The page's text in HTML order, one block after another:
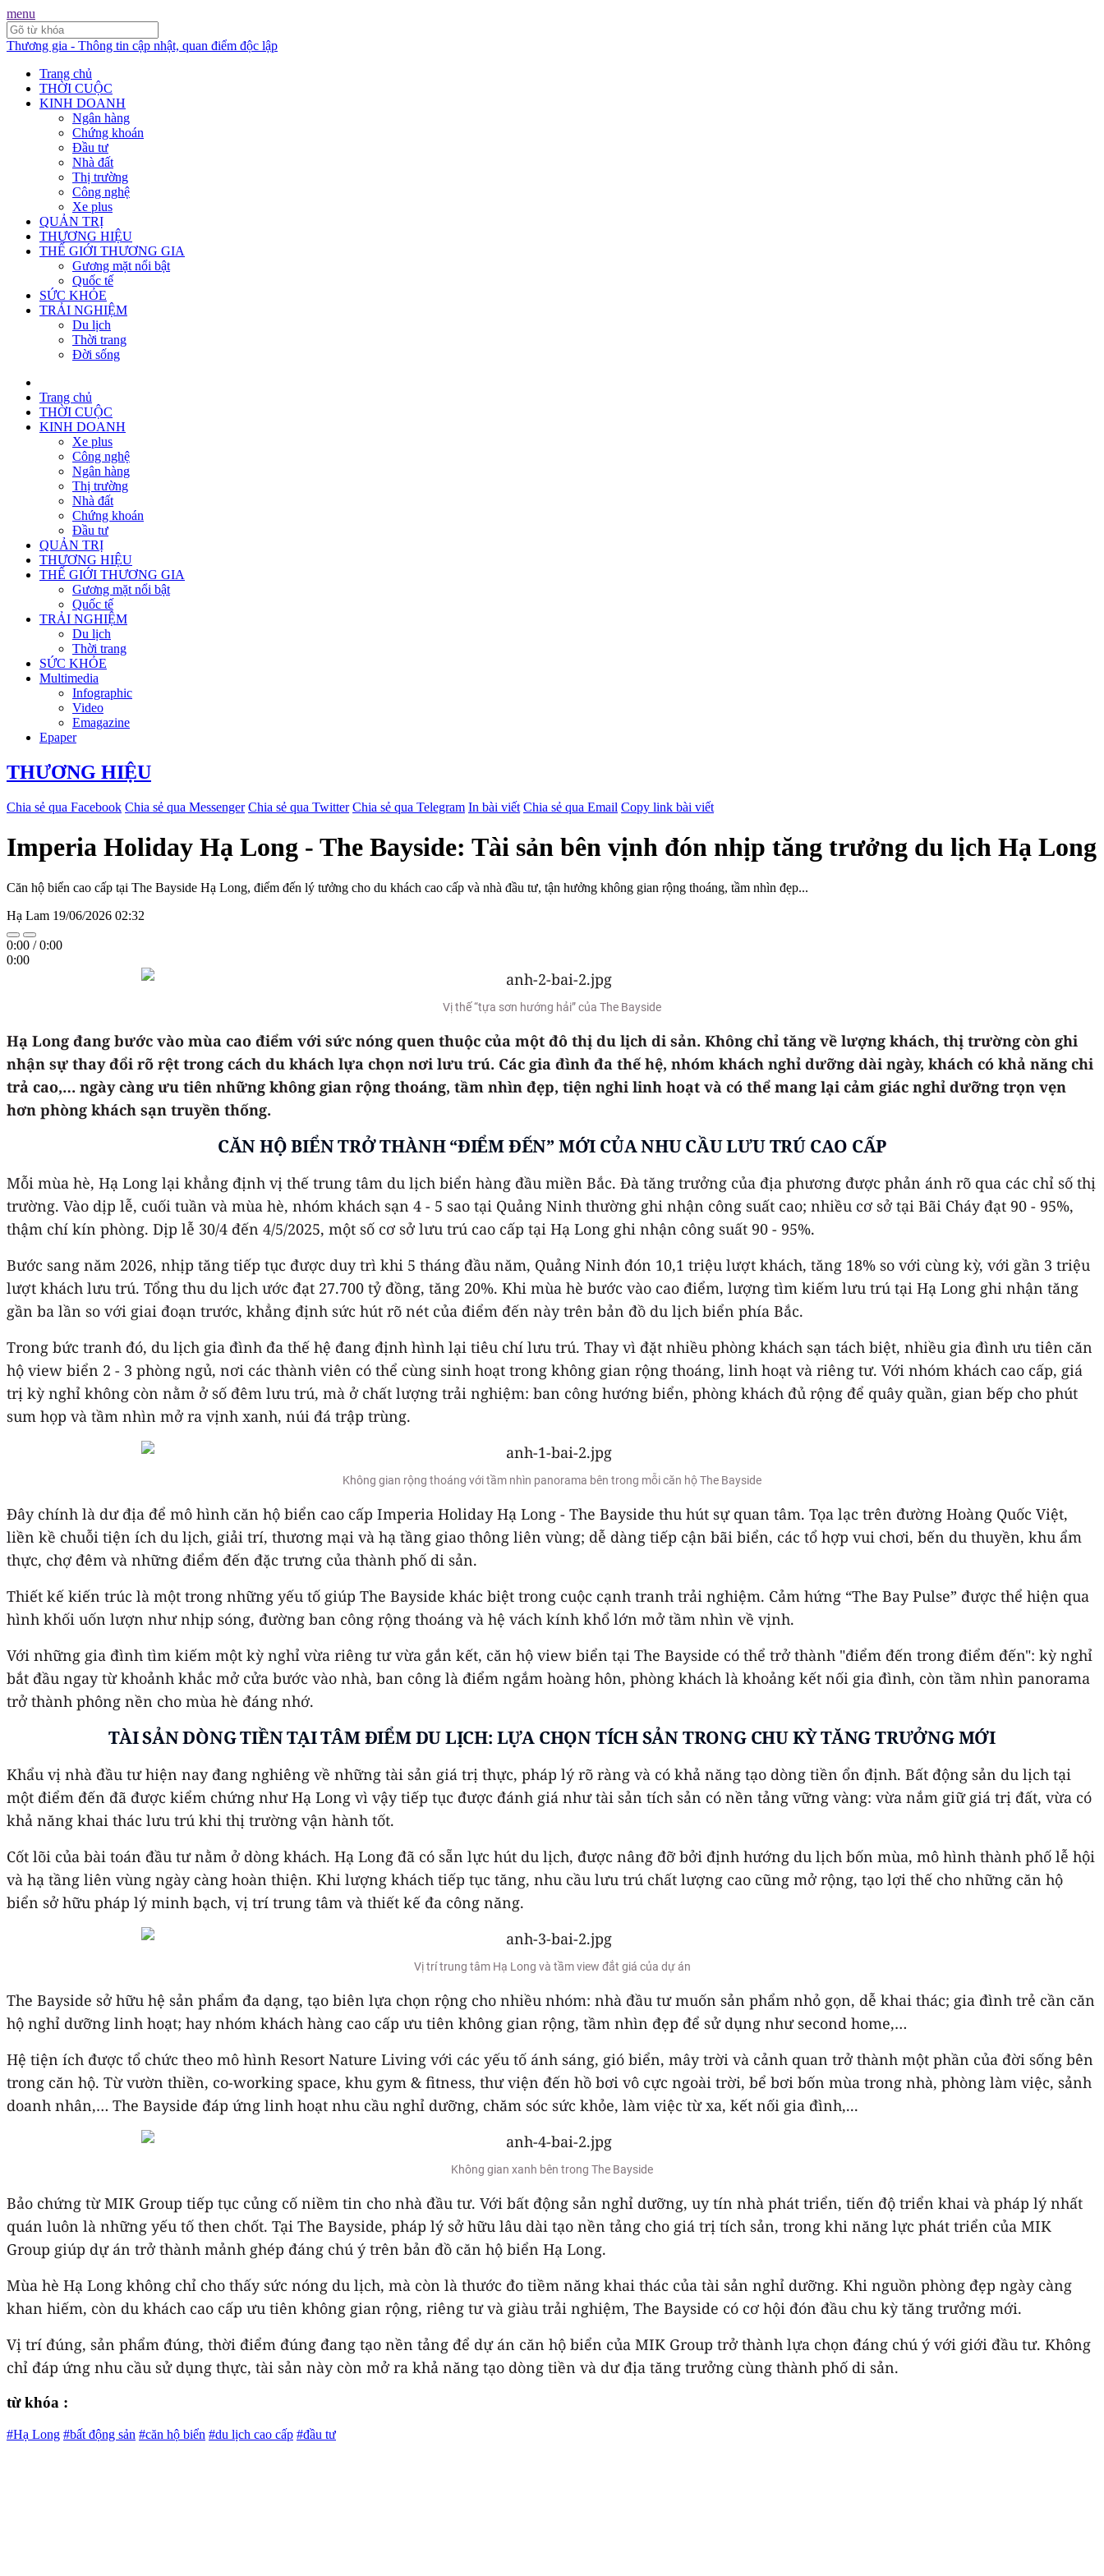
menu
Thương gia - Thông tin cập nhật, quan điểm độc lập
Trang chủ
THỜI CUỘC
KINH DOANH
Ngân hàng
Chứng khoán
Đầu tư
Nhà đất
Thị trường
Công nghệ
Xe plus
QUẢN TRỊ
THƯƠNG HIỆU
THẾ GIỚI THƯƠNG GIA
Gương mặt nổi bật
Quốc tế
SỨC KHỎE
TRẢI NGHIỆM
Du lịch
Thời trang
Đời sống
Trang chủ
THỜI CUỘC
KINH DOANH
Xe plus
Công nghệ
Ngân hàng
Thị trường
Nhà đất
Chứng khoán
Đầu tư
QUẢN TRỊ
THƯƠNG HIỆU
THẾ GIỚI THƯƠNG GIA
Gương mặt nổi bật
Quốc tế
TRẢI NGHIỆM
Du lịch
Thời trang
SỨC KHỎE
Multimedia
Infographic
Video
Emagazine
Epaper
THƯƠNG HIỆU
Chia sẻ qua Facebook Chia sẻ qua Messenger Chia sẻ qua Twitter Chia sẻ qua Telegram In bài viết Chia sẻ qua Email Copy link bài viết
Imperia Holiday Hạ Long - The Bayside: Tài sản bên vịnh đón nhịp tăng trưởng du lịch Hạ Long
Căn hộ biển cao cấp tại The Bayside Hạ Long, điểm đến lý tưởng cho du khách cao cấp và nhà đầu tư, tận hưởng không gian rộng thoáng, tầm nhìn đẹp...
Hạ Lam 19/06/2026 02:32
0:00 /0:00
0:00
Vị thế “tựa sơn hướng hải” của The Bayside
Hạ Long đang bước vào mùa cao điểm với sức nóng quen thuộc của một đô thị du lịch di sản. Không chỉ tăng về lượng khách, thị trường còn ghi
nhận sự thay đổi rõ rệt trong cách du khách lựa chọn nơi lưu trú. Các gia đình đa thế hệ, nhóm khách nghỉ dưỡng dài ngày, khách có khả năng chi
trả cao,… ngày càng ưu tiên những không gian rộng thoáng, tầm nhìn đẹp, tiện nghi linh hoạt và có thể mang lại cảm giác nghỉ dưỡng trọn vẹn
hơn phòng khách sạn truyền thống.
CĂN HỘ BIỂN TRỞ THÀNH “ĐIỂM ĐẾN” MỚI CỦA NHU CẦU LƯU TRÚ CAO CẤP
Mỗi mùa hè, Hạ Long lại khẳng định vị thế trung tâm du lịch biển hàng đầu miền Bắc. Đà tăng trưởng của địa phương được phản ánh rõ qua các chỉ số thị
trường. Vào dịp lễ, cuối tuần và mùa hè, nhóm khách sạn 4 - 5 sao tại Quảng Ninh thường ghi nhận công suất cao; nhiều cơ sở tại Bãi Cháy đạt 90 - 95%,
thậm chí kín phòng. Dịp lễ 30/4 đến 4/5/2025, một số cơ sở lưu trú cao cấp tại Hạ Long ghi nhận công suất 90 - 95%.
Bước sang năm 2026, nhịp tăng tiếp tục được duy trì khi 5 tháng đầu năm, Quảng Ninh đón 10,1 triệu lượt khách, tăng 18% so với cùng kỳ, với gần 3 triệu
lượt khách lưu trú. Tổng thu du lịch ước đạt 27.700 tỷ đồng, tăng 20%. Khi mùa hè bước vào cao điểm, lượng tìm kiếm lưu trú tại Hạ Long ghi nhận tăng
gần ba lần so với giai đoạn trước, khẳng định sức hút rõ nét của điểm đến này trên bản đồ du lịch biển phía Bắc.
Trong bức tranh đó, du lịch gia đình đa thế hệ đang định hình lại tiêu chí lưu trú. Thay vì đặt nhiều phòng khách sạn tách biệt, nhiều gia đình ưu tiên căn
hộ view biển 2 - 3 phòng ngủ, nơi các thành viên có thể cùng sinh hoạt trong không gian rộng thoáng, linh hoạt và riêng tư. Với nhóm khách cao cấp, giá
trị kỳ nghỉ không còn nằm ở số đêm lưu trú, mà ở chất lượng trải nghiệm: ban công hướng biển, phòng khách đủ rộng để quây quần, gian bếp cho phút
sum họp và tầm nhìn mở ra vịnh xanh, núi đá trập trùng.
Không gian rộng thoáng với tầm nhìn panorama bên trong mỗi căn hộ The Bayside
Đây chính là dư địa để mô hình căn hộ biển cao cấp Imperia Holiday Hạ Long - The Bayside thu hút sự quan tâm. Tọa lạc trên đường Hoàng Quốc Việt,
liền kề chuỗi tiện ích du lịch, giải trí, thương mại và hạ tầng giao thông liên vùng; dễ dàng tiếp cận bãi biển, các tổ hợp vui chơi, bến du thuyền, khu ẩm
thực, chợ đêm và những điểm đến đặc trưng của thành phố di sản.
Thiết kế kiến trúc là một trong những yếu tố giúp The Bayside khác biệt trong cuộc cạnh tranh trải nghiệm. Cảm hứng “The Bay Pulse” được thể hiện qua
hình khối uốn lượn như nhịp sóng, đường ban công rộng thoáng và hệ vách kính khổ lớn mở tầm nhìn về vịnh.
Với những gia đình tìm kiếm một kỳ nghỉ vừa riêng tư vừa gắn kết, căn hộ view biển tại The Bayside có thể trở thành "điểm đến trong điểm đến": kỳ nghỉ
bắt đầu ngay từ khoảnh khắc mở cửa bước vào nhà, ban công là điểm ngắm hoàng hôn, phòng khách là khoảng kết nối gia đình, còn tầm nhìn panorama
trở thành phông nền cho mùa hè đáng nhớ.
TÀI SẢN DÒNG TIỀN TẠI TÂM ĐIỂM DU LỊCH: LỰA CHỌN TÍCH SẢN TRONG CHU KỲ TĂNG TRƯỞNG MỚI
Khẩu vị nhà đầu tư hiện nay đang nghiêng về những tài sản giá trị thực, pháp lý rõ ràng và có khả năng tạo dòng tiền ổn định. Bất động sản du lịch tại
một điểm đến đã được kiểm chứng như Hạ Long vì vậy tiếp tục được đánh giá như tài sản tích sản có nền tảng vững vàng: vừa nắm giữ giá trị đất, vừa có
khả năng khai thác lưu trú khi thị trường vận hành tốt.
Cốt lõi của bài toán đầu tư nằm ở dòng khách. Hạ Long đã có sẵn lực hút du lịch, được nâng đỡ bởi định hướng du lịch bốn mùa, mô hình thành phố lễ hội
và hạ tầng liên vùng ngày càng hoàn thiện. Khi lượng khách tiếp tục tăng, nhu cầu lưu trú chất lượng cao cũng mở rộng, tạo lợi thế cho những căn hộ
biển sở hữu pháp lý minh bạch, vị trí trung tâm và thiết kế đa công năng.
Vị trí trung tâm Hạ Long và tầm view đắt giá của dự án
The Bayside sở hữu hệ sản phẩm đa dạng, tạo biên lựa chọn rộng cho nhiều nhóm: nhà đầu tư muốn sản phẩm nhỏ gọn, dễ khai thác; gia đình trẻ cần căn
hộ nghỉ dưỡng linh hoạt; hay nhóm khách hàng cao cấp ưu tiên không gian rộng, tầm nhìn đẹp để sử dụng như second home,…
Hệ tiện ích được tổ chức theo mô hình Resort Nature Living với các yếu tố ánh sáng, gió biển, mây trời và cảnh quan trở thành một phần của đời sống bên
trong căn hộ. Từ vườn thiền, co-working space, khu gym & fitness, thư viện đến hồ bơi vô cực ngoài trời, bể bơi bốn mùa trong nhà, phòng làm việc, sảnh
doanh nhân,… The Bayside đáp ứng linh hoạt nhu cầu nghỉ dưỡng, chăm sóc sức khỏe, làm việc từ xa, kết nối gia đình,...
Không gian xanh bên trong The Bayside
Bảo chứng từ MIK Group tiếp tục củng cố niềm tin cho nhà đầu tư. Với bất động sản nghỉ dưỡng, uy tín nhà phát triển, tiến độ triển khai và pháp lý nhất
quán luôn là những yếu tố then chốt. Tại The Bayside, pháp lý sở hữu lâu dài tạo nền tảng cho giá trị tích sản, trong khi năng lực phát triển của MIK
Group giúp dự án trở thành mảnh ghép đáng chú ý trên bản đồ căn hộ biển Hạ Long.
Mùa hè Hạ Long không chỉ cho thấy sức nóng du lịch, mà còn là thước đo tiềm năng khai thác của tài sản nghỉ dưỡng. Khi nguồn phòng đẹp ngày càng
khan hiếm, còn du khách cao cấp ưu tiên không gian rộng, riêng tư và giàu trải nghiệm, The Bayside có cơ hội đón đầu chu kỳ tăng trưởng mới.
Vị trí đúng, sản phẩm đúng, thời điểm đúng đang tạo nền tảng để dự án căn hộ biển của MIK Group trở thành lựa chọn đáng chú ý với giới đầu tư. Không
chỉ đáp ứng nhu cầu sử dụng thực, tài sản này còn mở ra khả năng tạo dòng tiền và dư địa tăng trưởng cùng thành phố di sản.
từ khóa :
#Hạ Long #bất động sản #căn hộ biển #du lịch cao cấp #đầu tư